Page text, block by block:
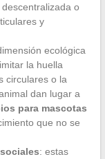
o
y
ecológica
la huella
circulares o la
dan lugar a
para mascotas
que no se
: estas